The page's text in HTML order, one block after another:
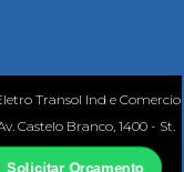
Transol Ind e Comercio
Castelo Branco, 1400 - St.
- GO.
Solicitar Orçamento